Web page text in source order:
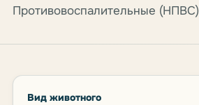
Противовоспалительные (НПВС)
Вид животного